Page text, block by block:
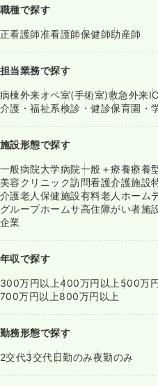
職種で探す
正看護師准看護師保健師助産師
担当業務で探す
病棟外来オペ室(手術室)救急外来
介護・福祉系検診・健診保育園・
施設形態で探す
一般病院大学病院一般＋療養療養
美容クリニック訪問看護介護施設
介護老人保健施設有料老人ホーム
グループホームサ高住障がい者施
企業
年収で探す
300万円以上400万円以上 500万
700万円以上800万円以上
勤務形態で探す
2交代3交代日勤のみ夜勤のみ